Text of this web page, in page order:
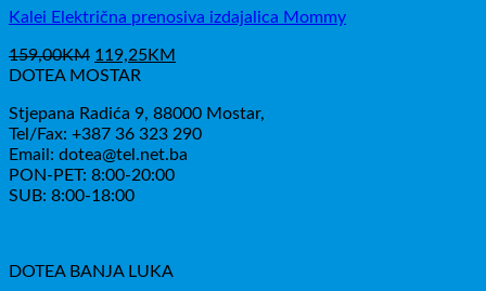
Kalei Električna prenosiva izdajalica Mommy
159,00KM Izvorna
cijena
je:
159,00KM.
119,25KM
119,25KM.
DOTEA MOSTAR
Stjepana Radića 9, 88000 Mostar,
Tel/Fax: +387 36 323 290
Email: dotea@tel.net.ba
PON-PET: 8:00-20:00
SUB: 8:00-18:00
DOTEA BANJA LUKA